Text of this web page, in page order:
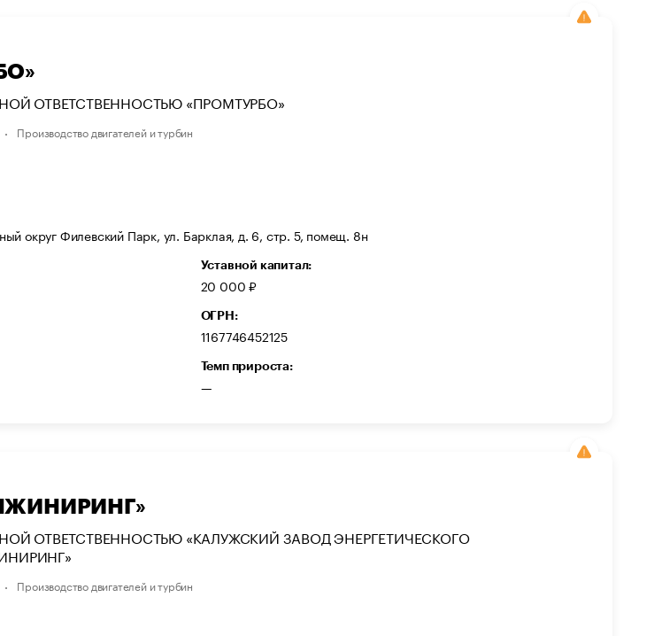
ОТВЕТСТВЕННОСТЬЮ «ПРОМТУРБО»
Производство двигателей и турбин
округ Филевский Парк, ул. Барклая, д. 6, стр. 5, помещ. 8н
Уставной капитал:
20 000 ₽
ОГРН:
1167746452125
Темп прироста:
—
ОТВЕТСТВЕННОСТЬЮ «КАЛУЖСКИЙ ЗАВОД ЭНЕРГЕТИЧЕСКОГО
Производство двигателей и турбин